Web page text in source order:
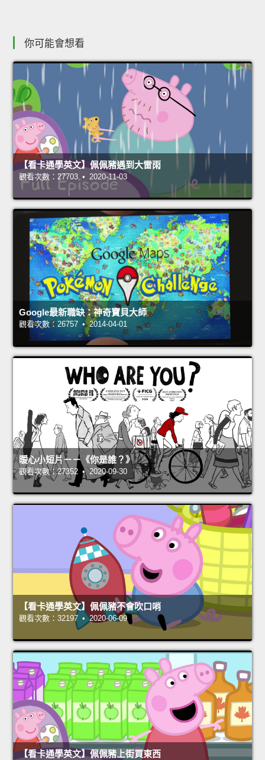
你可能會想看
【看卡通學英文】佩佩豬遇到大雷雨
觀看次數：27703 • 2020-11-03
Google最新職缺：神奇寶貝大師
觀看次數：26757 • 2014-04-01
暖心小短片－－《你是誰？》
觀看次數：27352 • 2020-09-30
【看卡通學英文】佩佩豬不會吹口哨
觀看次數：32197 • 2020-06-09
【看卡通學英文】佩佩豬上街買東西